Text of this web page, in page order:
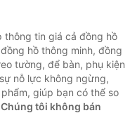
thông tin giá cả đồng hồ
hồ thông minh, đồng
tường, để bàn, phụ kiện
nỗ lực không ngừng,
giúp bạn có thể so
Chúng tôi không bán